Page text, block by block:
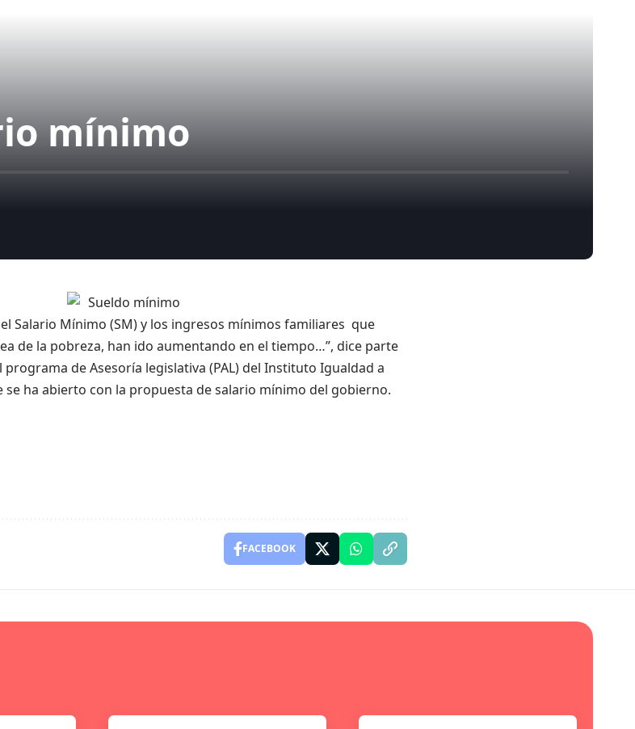
mínimo
Salario Mínimo (SM) y los ingresos mínimos familiares que
de la pobreza, han ido aumentando en el tiempo…”, dice parte
de Asesoría legislativa (PAL) del Instituto Igualdad a
ha abierto con la propuesta de salario mínimo del gobierno.
FACEBOOK